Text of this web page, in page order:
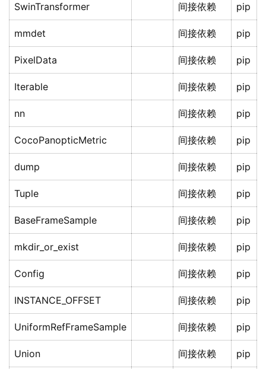
SwinTransformer 间接依赖 pip
mmdet 间接依赖 pip
PixelData 间接依赖 pip
Iterable 间接依赖 pip
nn 间接依赖 pip
CocoPanopticMetric 间接依赖 pip
dump 间接依赖 pip
Tuple 间接依赖 pip
BaseFrameSample 间接依赖 pip
mkdir_or_exist 间接依赖 pip
Config 间接依赖 pip
INSTANCE_OFFSET 间接依赖 pip
UniformRefFrameSample 间接依赖 pip
Union 间接依赖 pip